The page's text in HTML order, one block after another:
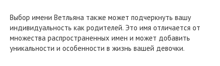
Выбор имени Ветльяна также может подчеркнуть вашу
индивидуальность как родителей. Это имя отличается от
множества распространенных имен и может добавить
уникальности и особенности в жизнь вашей девочки.